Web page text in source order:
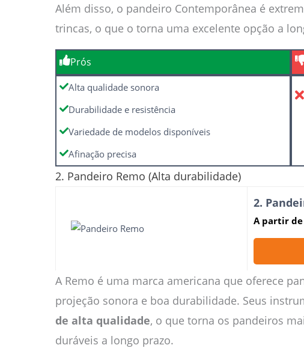
Além disso, o pandeiro Contemporânea é
trincas, o que o torna uma excelente opção a
Prós
Alta qualidade sonora
Durabilidade e resistência
Variedade de modelos disponíveis
Afinação precisa
2. Pandeiro Remo (Alta durabilidade)
2.
A partir de
A Remo é uma marca americana que oferece
projeção sonora e boa durabilidade. Seus
de alta qualidade, o que torna os pandeiros
duráveis a longo prazo.